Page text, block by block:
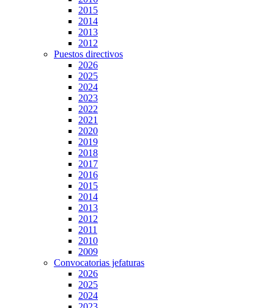
2015
2014
2013
2012
Puestos directivos
2026
2025
2024
2023
2022
2021
2020
2019
2018
2017
2016
2015
2014
2013
2012
2011
2010
2009
Convocatorias jefaturas
2026
2025
2024